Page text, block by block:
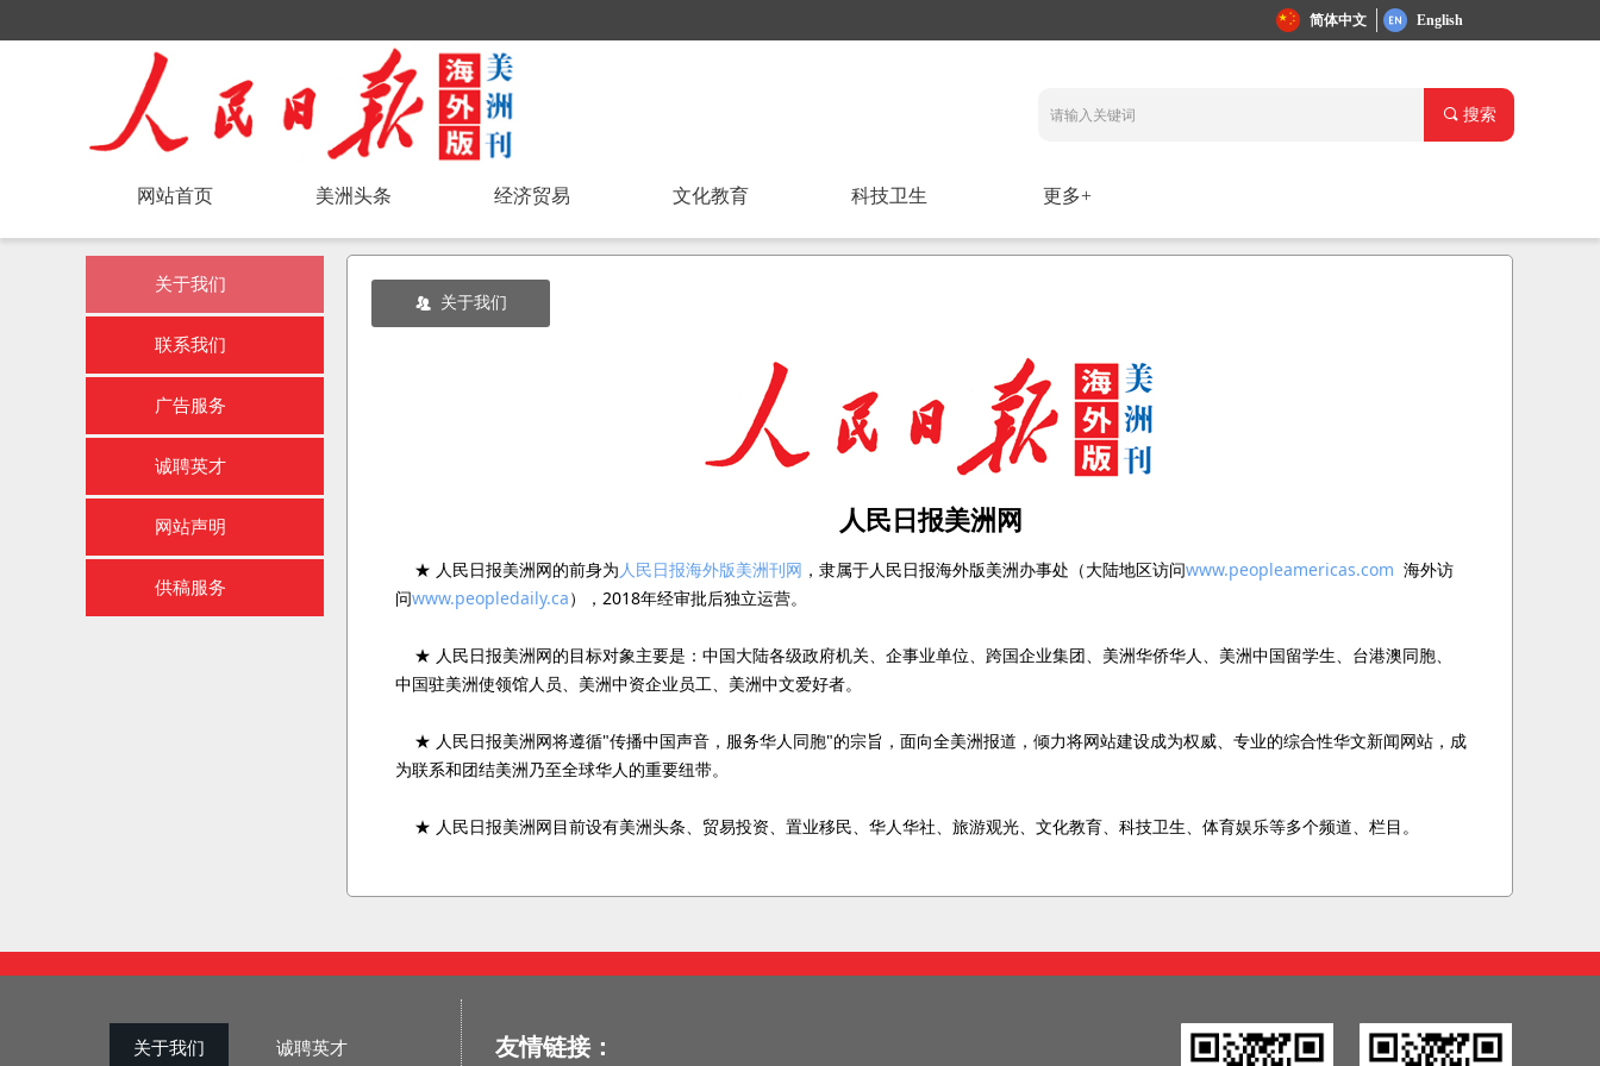
简体中文 English
끠 搜索
网站首页 美洲头条 经济贸易 文化教育 科技卫生 更多+
뀡 关于我们
人民日报美洲网
★ 人民日报美洲网的前身为人民日报海外版美洲刊网 ，隶属于人民日报海外版美洲办事处（大陆地区访问www.peopleamericas.com 海外访
问www.peopledaily.ca），2018年经审批后独立运营。
★ 人民日报美洲网的目标对象主要是：中国大陆各级政府机关、企事业单位、跨国企业集团、美洲华侨华人、美洲中国留学生、台港澳同胞、
中国驻美洲使领馆人员、美洲中资企业员工、美洲中文爱好者。
★ 人民日报美洲网将遵循"传播中国声音，服务华人同胞"的宗旨，面向全美洲报道，倾力将网站建设成为权威、专业的综合性华文新闻网站，成
为联系和团结美洲乃至全球华人的重要纽带。
★ 人民日报美洲网目前设有美洲头条、贸易投资、置业移民、华人华社、旅游观光、文化教育、科技卫生、体育娱乐等多个频道、栏目。
关于我们
联系我们
广告服务
诚聘英才
网站声明
供稿服务
关于我们 诚聘英才 友情链接：